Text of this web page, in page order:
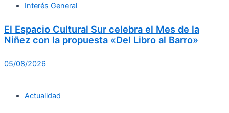
Interés General
El Espacio Cultural Sur celebra el Mes de la
Niñez con la propuesta «Del Libro al Barro»
05/08/2026
Actualidad